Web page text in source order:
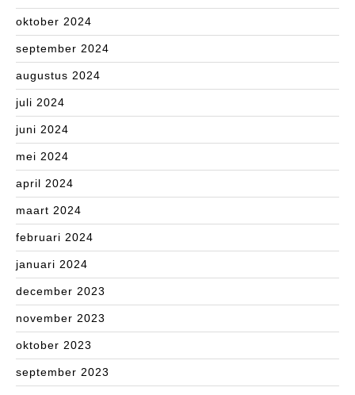
oktober 2024
september 2024
augustus 2024
juli 2024
juni 2024
mei 2024
april 2024
maart 2024
februari 2024
januari 2024
december 2023
november 2023
oktober 2023
september 2023